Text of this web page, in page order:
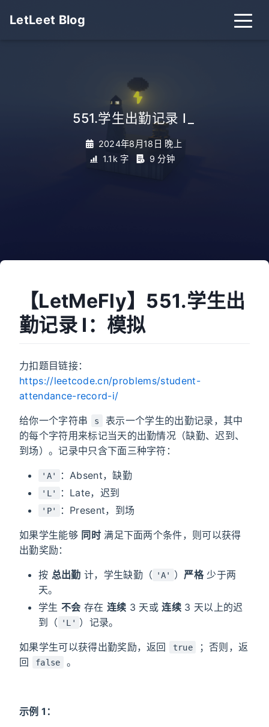
LetLeet Blog
551.学生出勤记录 I
2024年8月18日 晚上
1.1k 字
9 分钟
【LetMeFly】551.学生出
勤记录 I：模拟
力扣题目链接：
https://leetcode.cn/problems/student-
attendance-record-i/
给你一个字符串 s
表示一个学生的出勤记录，其中
的每个字符用来标记当天的出勤情况（缺勤、迟到、
到场）。记录中只含下面三种字符：
'A' ：Absent，缺勤
'L' ：Late，迟到
'P' ：Present，到场
如果学生能够 同时满足下面两个条件，则可以获得
出勤奖励：
按 总出勤 计，学生缺勤（ 'A' ） 严格少于两
天。
学生 不会 存在 连续 3 天或连续 3 天以上的迟
到（
'L' ）记录。
如果学生可以获得出勤奖励，返回 true
；否则，返
回
false 。
示例 1：